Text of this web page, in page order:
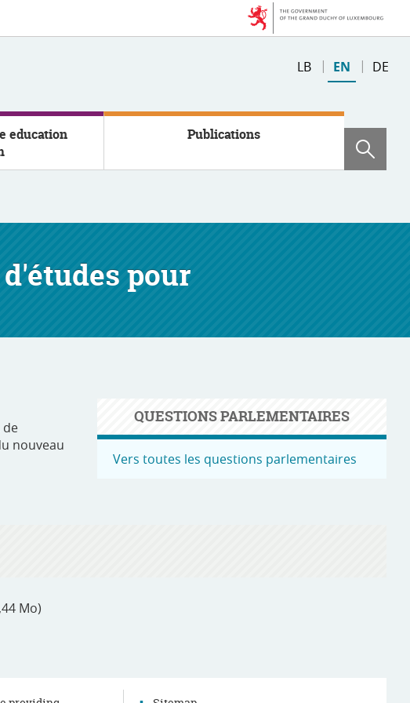
Changer
LB EN DE
education
Publications
pour
de
nouveau
QUESTIONS PARLEMENTAIRES
Vers toutes les questions parlementaires
Mo)